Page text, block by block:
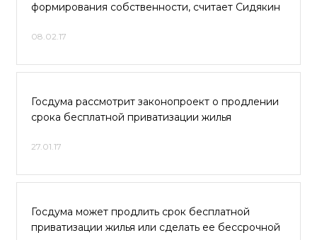
формирования собственности, считает Сидякин
08.02.17
Госдума рассмотрит законопроект о продлении
срока бесплатной приватизации жилья
27.01.17
Госдума может продлить срок бесплатной
приватизации жилья или сделать ее бессрочной